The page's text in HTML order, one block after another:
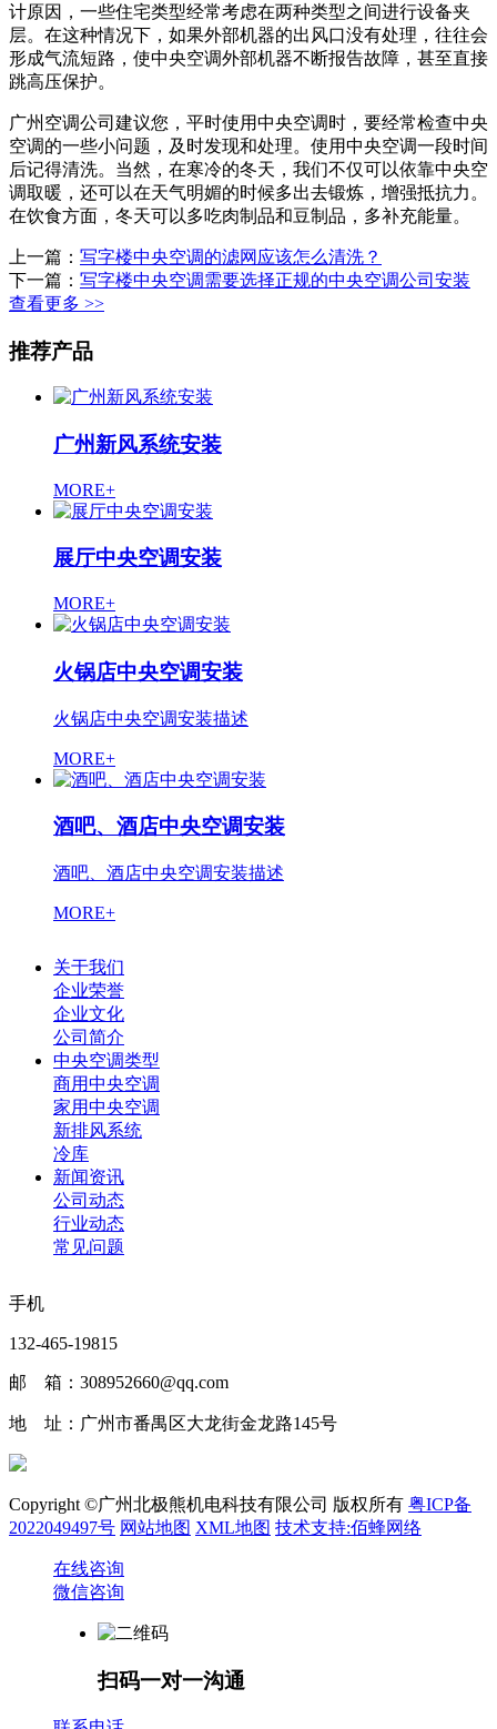
计原因，一些住宅类型经常考虑在两种类型之间进行设备夹
层。在这种情况下，如果外部机器的出风口没有处理，往往会
形成气流短路，使中央空调外部机器不断报告故障，甚至直接
跳高压保护。
广州空调公司建议您，平时使用中央空调时，要经常检查中央
空调的一些小问题，及时发现和处理。使用中央空调一段时间
后记得清洗。当然，在寒冷的冬天，我们不仅可以依靠中央空
调取暖，还可以在天气明媚的时候多出去锻炼，增强抵抗力。
在饮食方面，冬天可以多吃肉制品和豆制品，多补充能量。
上一篇： 写字楼中央空调的滤网应该怎么清洗？
下一篇： 写字楼中央空调需要选择正规的中央空调公司安装
查看更多 >>
推荐产品
广州新风系统安装
MORE+
展厅中央空调安装
MORE+
火锅店中央空调安装
火锅店中央空调安装描述
MORE+
酒吧、酒店中央空调安装
酒吧、酒店中央空调安装描述
MORE+
关于我们
企业荣誉
企业文化
公司简介
中央空调类型
商用中央空调
家用中央空调
新排风系统
冷库
新闻资讯
公司动态
行业动态
常见问题
手机
132-465-19815
邮 箱：308952660@qq.com
地 址：广州市番禺区大龙街金龙路145号
Copyright ©广州北极熊机电科技有限公司 版权所有 粤ICP备
2022049497号 网站地图 XML地图 技术支持:佰蜂网络
在线咨询
微信咨询
扫码一对一沟通